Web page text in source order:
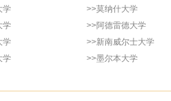
学
学
学
学
>>莫纳什大学
>>阿德雷德大学
>>新南威尔士大学
>>墨尔本大学